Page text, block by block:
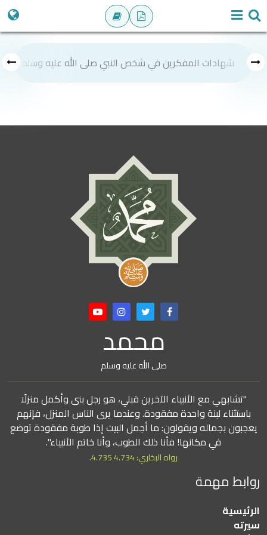
شهادات المفكرين في شخص النبي صلى الله عليه وسلم
محمد
صلى الله عليه وسلم
"تشابهي مع الأنبياء الآخرين قبلي، هو رجل بنى وأكمل منزلًا
باستثناء لبنة واحدة مفقودة. وعندما يرى الناس المنزل، فإنهم
يعجبون بجماله ويقولون: ما أجمل البيت إذا طوبة مفقودة توضع
في مكانها! فأنا ذلك الطوب، وأنا خاتم الأنبياء".
رواه البخاري: 4.734 4.735.
روابط مهمة
الرئيسية
سيرته